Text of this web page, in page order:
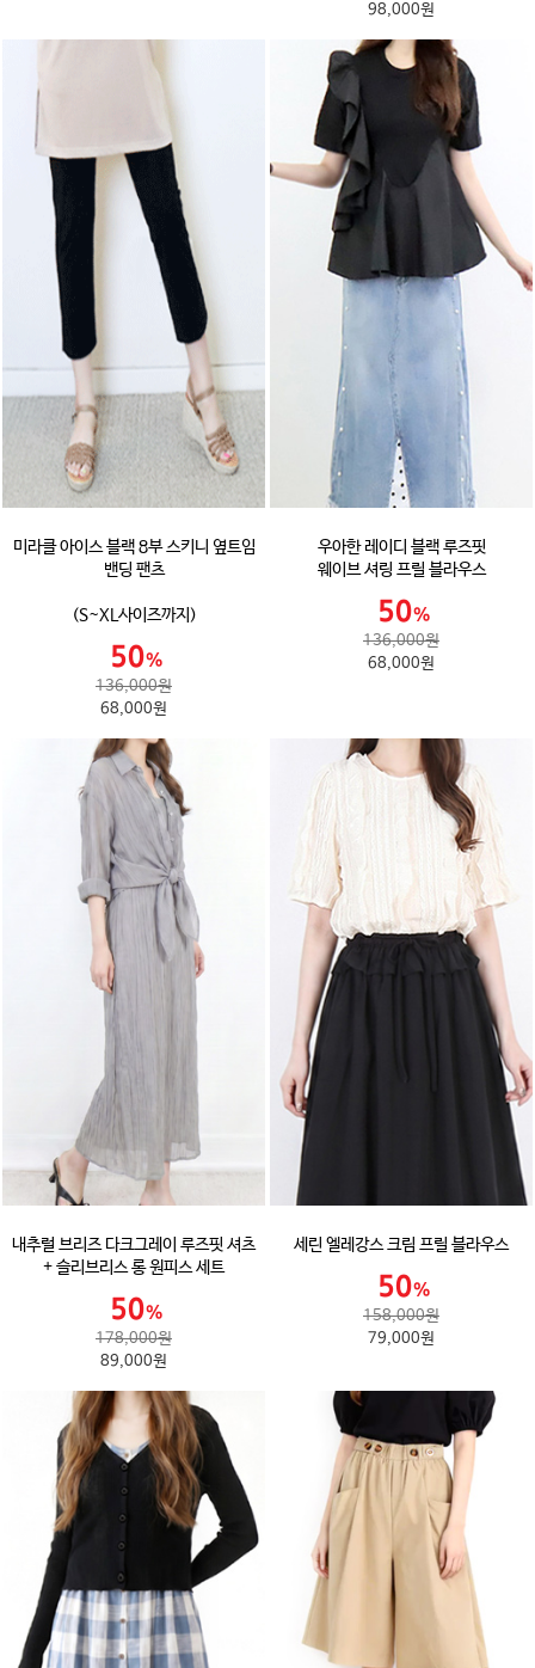
98,000원
미라클 아이스 블랙 8부 스키니 옆트임
밴딩 팬츠
(S~XL사이즈까지)
136,000원
68,000원
우아한 레이디 블랙 루즈핏
웨이브 셔링 프릴 블라우스
136,000원
68,000원
내추럴 브리즈 다크그레이 루즈핏 셔츠
+ 슬리브리스 롱 원피스 세트
178,000원
89,000원
세린 엘레강스 크림 프릴 블라우스
158,000원
79,000원